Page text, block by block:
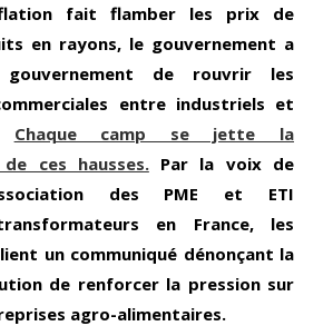
fait flamber les prix de
en rayons, le gouvernement a
gouvernement de rouvrir les
entre industriels et
Chaque camp se jette la
ces hausses.Par la voix de
des PME et ETI
en France, les
un communiqué dénonçant la
de renforcer la pression sur
agro-alimentaires.